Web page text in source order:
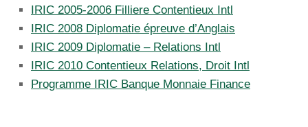
IRIC 2005-2006 Filliere Contentieux Intl
IRIC 2008 Diplomatie épreuve d’Anglais
IRIC 2009 Diplomatie – Relations Intl
IRIC 2010 Contentieux Relations, Droit Intl
Programme IRIC Banque Monnaie Finance